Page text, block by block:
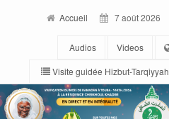
Accueil 7 août 2026
Audios Videos
Visite guidée Hizbut-Tarqiyyah